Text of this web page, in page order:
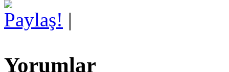
Paylaş! |
Yorumlar